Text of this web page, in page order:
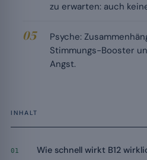
zu erwarten: auch
Psyche:
Stimmungs-Booster
Angst.
INHALT
01 Wie schnell wirkt B12